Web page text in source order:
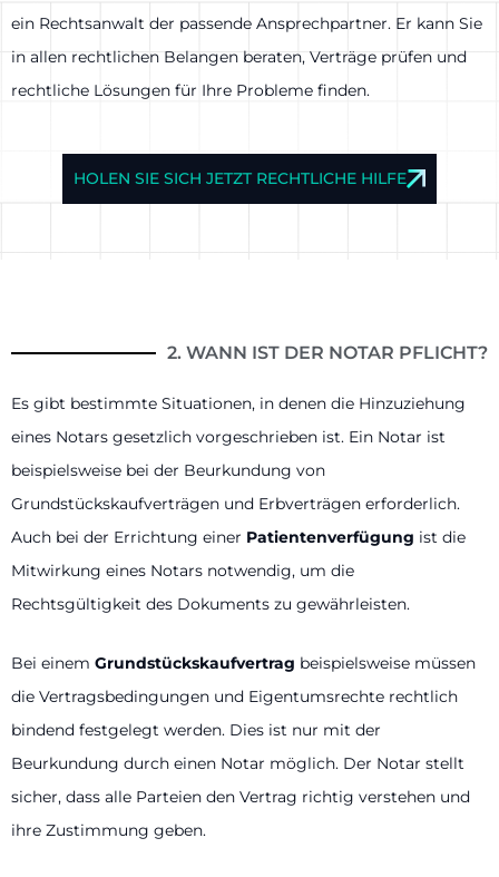
ein Rechtsanwalt der passende Ansprechpartner. Er kann Sie
in allen rechtlichen Belangen beraten, Verträge prüfen und
rechtliche Lösungen für Ihre Probleme finden.
HOLEN SIE SICH JETZT RECHTLICHE HILFE
2. WANN IST DER NOTAR PFLICHT?
Es gibt bestimmte Situationen, in denen die Hinzuziehung
eines Notars gesetzlich vorgeschrieben ist. Ein Notar ist
beispielsweise bei der Beurkundung von
Grundstückskaufverträgen und Erbverträgen erforderlich.
Auch bei der Errichtung einer Patientenverfügung ist die
Mitwirkung eines Notars notwendig, um die
Rechtsgültigkeit des Dokuments zu gewährleisten.
Bei einem Grundstückskaufvertrag beispielsweise müssen
die Vertragsbedingungen und Eigentumsrechte rechtlich
bindend festgelegt werden. Dies ist nur mit der
Beurkundung durch einen Notar möglich. Der Notar stellt
sicher, dass alle Parteien den Vertrag richtig verstehen und
ihre Zustimmung geben.